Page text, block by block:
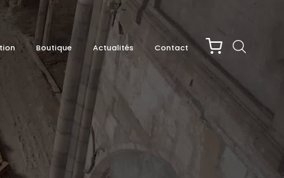
Boutique Actualités Contact